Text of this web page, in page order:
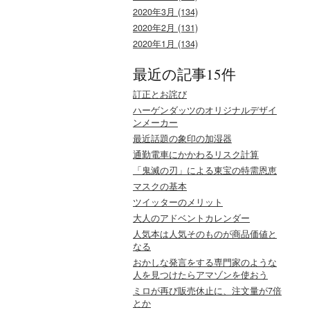
2020年3月 (134)
2020年2月 (131)
2020年1月 (134)
最近の記事15件
訂正とお詫び
ハーゲンダッツのオリジナルデザイ
ンメーカー
最近話題の象印の加湿器
通勤電車にかかわるリスク計算
「鬼滅の刃」による東宝の特需恩恵
マスクの基本
ツイッターのメリット
大人のアドベントカレンダー
人気本は人気そのものが商品価値と
なる
おかしな発言をする専門家のような
人を見つけたらアマゾンを使おう
ミロが再び販売休止に、注文量が7倍
とか